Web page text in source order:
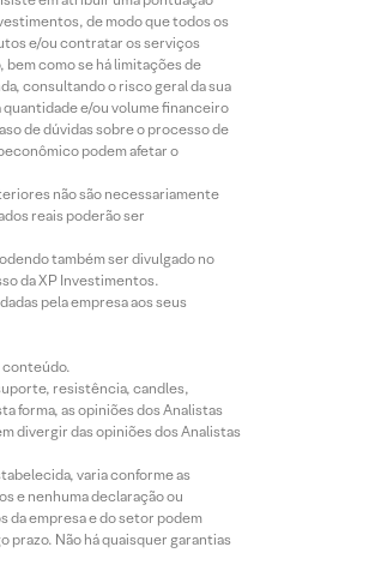
de modo que todos os
e/ou contratar os serviços
como se há limitações de
consultando o risco geral da sua
e/ou volume financeiro
de dúvidas sobre o processo de
podem afetar o
não são necessariamente
reais poderão ser
também ser divulgado no
da XP Investimentos.
pela empresa aos seus
conteúdo.
resistência, candles,
forma, as opiniões dos Analistas
divergir das opiniões dos Analistas
varia conforme as
e nenhuma declaração ou
da empresa e do setor podem
prazo. Não há quaisquer garantias